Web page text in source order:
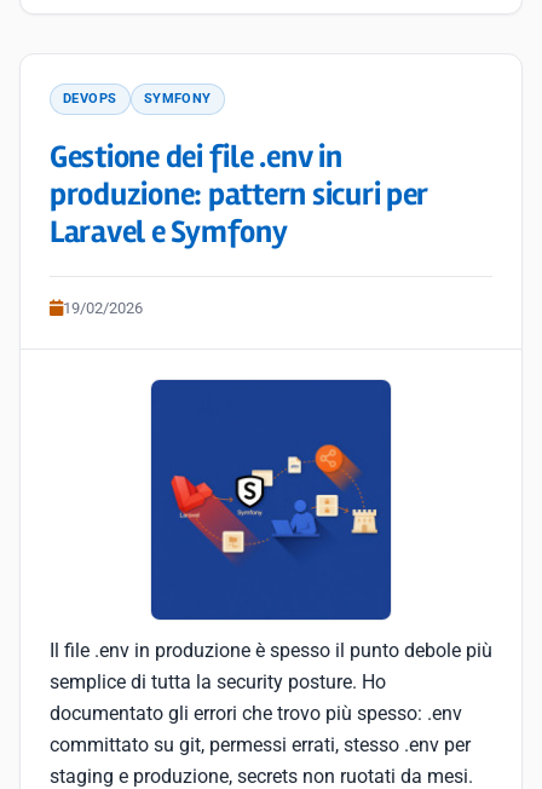
DEVOPS SYMFONY
Gestione dei file .env in
produzione: pattern sicuri per
Laravel e Symfony
19/02/2026
Il file .env in produzione è spesso il punto debole più
semplice di tutta la security posture. Ho
documentato gli errori che trovo più spesso: .env
committato su git, permessi errati, stesso .env per
staging e produzione, secrets non ruotati da mesi.